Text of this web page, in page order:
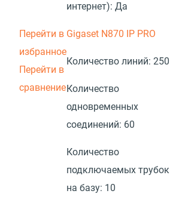
интернет): Да
Перейти в
избранное
Перейти в
сравнение
Gigaset N870 IP PRO
Количество линий: 250
Количество
одновременных
соединений: 60
Количество
подключаемых трубок
на базу: 10